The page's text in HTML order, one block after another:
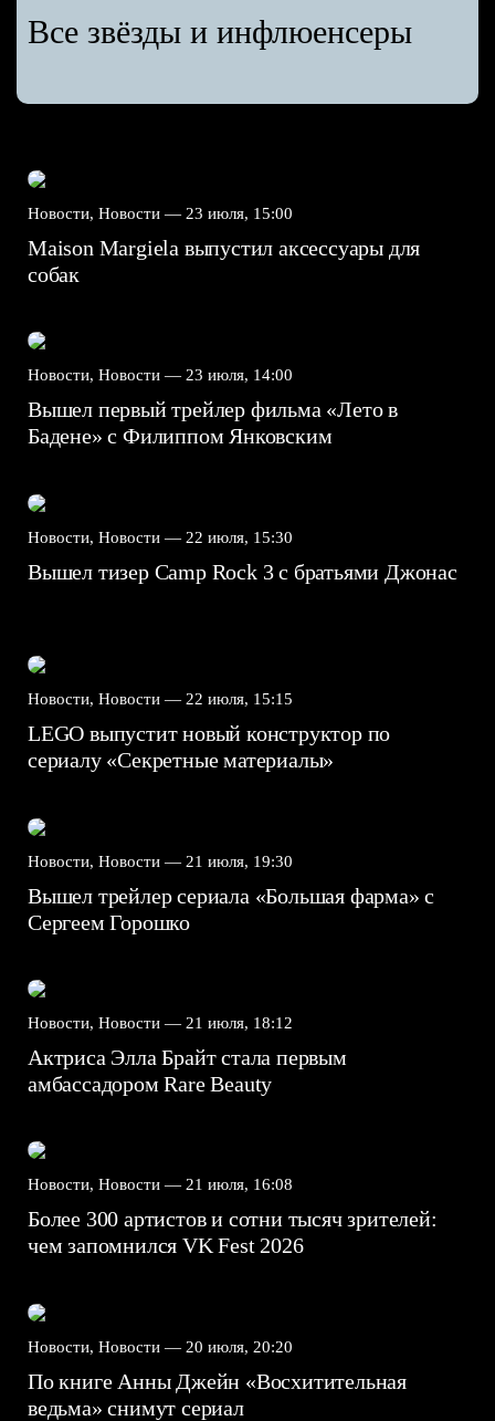
Все звёзды и инфлюенсеры
Новости, Новости — 23 июля, 15:00
Maison Margiela выпустил аксессуары для
собак
Новости, Новости — 23 июля, 14:00
Вышел первый трейлер фильма «Лето в
Бадене» с Филиппом Янковским
Новости, Новости — 22 июля, 15:30
Вышел тизер Camp Rock 3 с братьями Джонас
Новости, Новости — 22 июля, 15:15
LEGO выпустит новый конструктор по
сериалу «Секретные материалы»
Новости, Новости — 21 июля, 19:30
Вышел трейлер сериала «Большая фарма» с
Сергеем Горошко
Новости, Новости — 21 июля, 18:12
Актриса Элла Брайт стала первым
амбассадором Rare Beauty
Новости, Новости — 21 июля, 16:08
Более 300 артистов и сотни тысяч зрителей:
чем запомнился VK Fest 2026
Новости, Новости — 20 июля, 20:20
По книге Анны Джейн «Восхитительная
ведьма» снимут сериал